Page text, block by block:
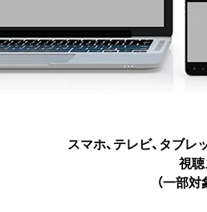
スマホ、テレビ、タブレ
視聴
（一部